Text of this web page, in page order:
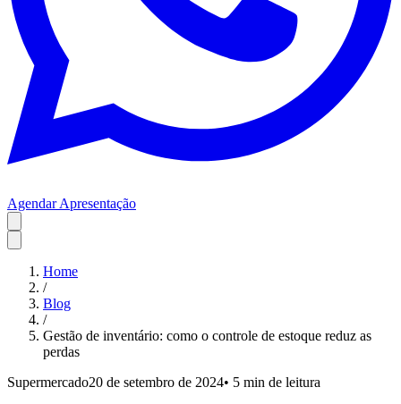
Agendar Apresentação
Home
/
Blog
/
Gestão de inventário: como o controle de estoque reduz as
perdas
Supermercado20 de setembro de 2024• 5 min de leitura